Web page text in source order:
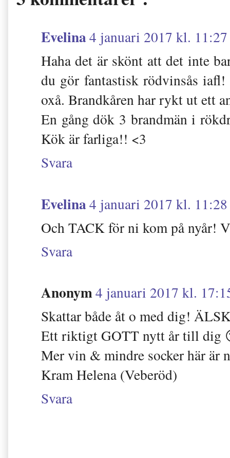
Evelina4 januari 2017 kl. 11:27
Haha det är skönt att det inte
du gör fantastisk rödvinsås
oxå. Brandkåren har rykt ut ett
En gång dök 3 brandmän i
Kök är farliga!! <3
Svara
Evelina4 januari 2017 kl. 11:28
Och TACK för ni kom på nyår!
Svara
Anonym4 januari 2017 kl.
Skattar både åt o med dig!
Ett riktigt GOTT nytt år till dig
Mer vin & mindre socker här är
Kram Helena (Veberöd)
Svara